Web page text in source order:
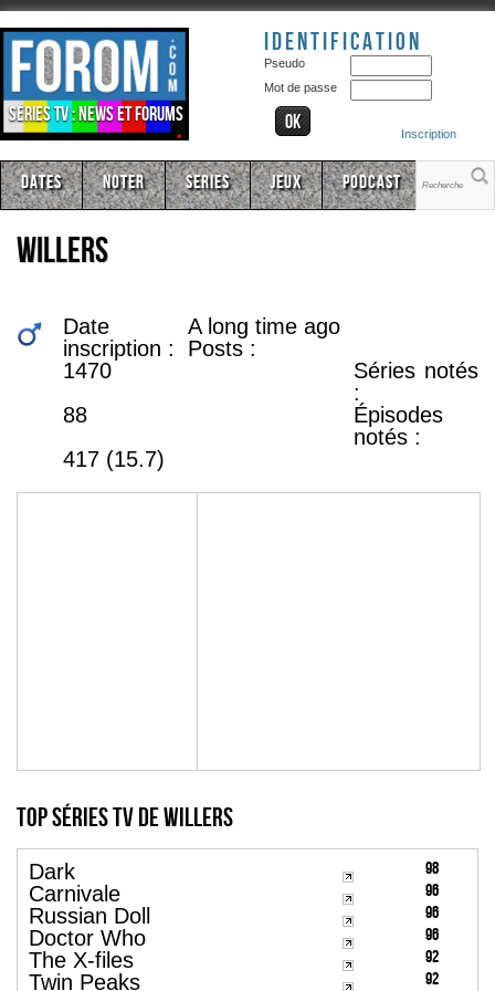
Séries TV : news et forums
Identification
Pseudo
Mot de passe
Inscription
Dates Noter Series Jeux Podcast
willers
Date
inscription :
A long time ago
Posts :
1470
Séries notés
:
88
Épisodes
notés :
417 (15.7)
Top Séries TV de willers
Dark 98
Carnivale 96
Russian Doll 96
Doctor Who 96
The X-files 92
Twin Peaks 92